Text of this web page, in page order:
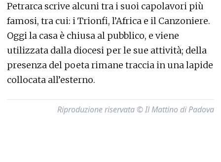
Petrarca scrive alcuni tra i suoi capolavori più
famosi, tra cui: i Trionfi, l’Africa e il Canzoniere.
Oggi la casa è chiusa al pubblico, e viene
utilizzata dalla diocesi per le sue attività; della
presenza del poeta rimane traccia in una lapide
collocata all’esterno.
Riproduzione riservata © Il Mattino di Padova